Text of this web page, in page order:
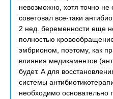
невозможно, хотя точно не
советовал все-таки
2 нед. беременности еще
полностью
эмбрионом, поэтому, как
влияния медикаментов
будет. А для
системы
необходимо основательно